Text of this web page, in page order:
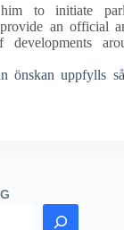
to initiate
an official
developments
önskan uppfylls